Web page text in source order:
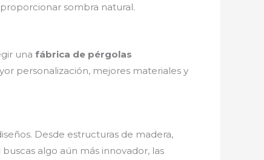
sombra natural.
una fábrica de pérgolas
personalización, mejores materiales y
Desde estructuras de madera,
algo aún más innovador, las